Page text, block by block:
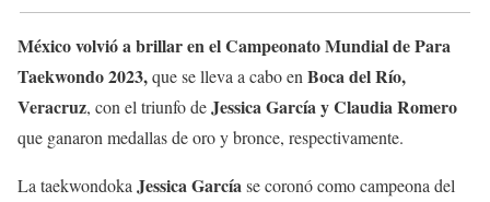
México volvió a brillar en el Campeonato Mundial de Para
Taekwondo 2023,que se lleva a cabo en Boca del Río,
Veracruz, con el triunfo deJessica García y Claudia Romero
que ganaron medallas de oro y bronce, respectivamente.
La taekwondoka Jessica Garcíase coronó como campeona del